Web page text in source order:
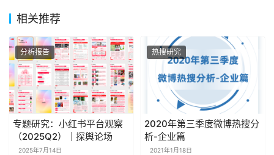
相关推荐
分析报告
专题研究：小红书平台观察
（2025Q2）｜探舆论场
2025年7月14日
热搜研究
2020年第三季度微博热搜分
析-企业篇
2021年1月18日